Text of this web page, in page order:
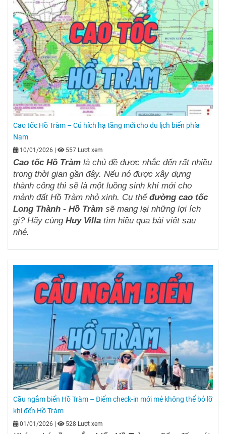
Cao tốc Hồ Tràm – Cú hích hạ tầng mới cho du lịch biển phía
Nam
10/01/2026 557 Lượt xem
Cao tốc Hồ Tràm là chủ đề được nhắc đến rất nhiều
trong thời gian gần đây. Nếu nó được xây dựng
thành công thì sẽ là một luồng sinh khí mới cho
mảnh đất Hồ Tràm nhỏ xinh. Cụ thể đường cao tốc
Long Thành - Hồ Tràm sẽ mang lại những lợi ích
gì? Hãy cùng Huy Villa tìm hiều qua bài viết sau
nhé.
Cầu ngắm biển Hồ Tràm – Điểm check-in mới mẻ không thể bỏ lỡ
khi đến Hồ Tràm
01/01/2026 528 Lượt xem